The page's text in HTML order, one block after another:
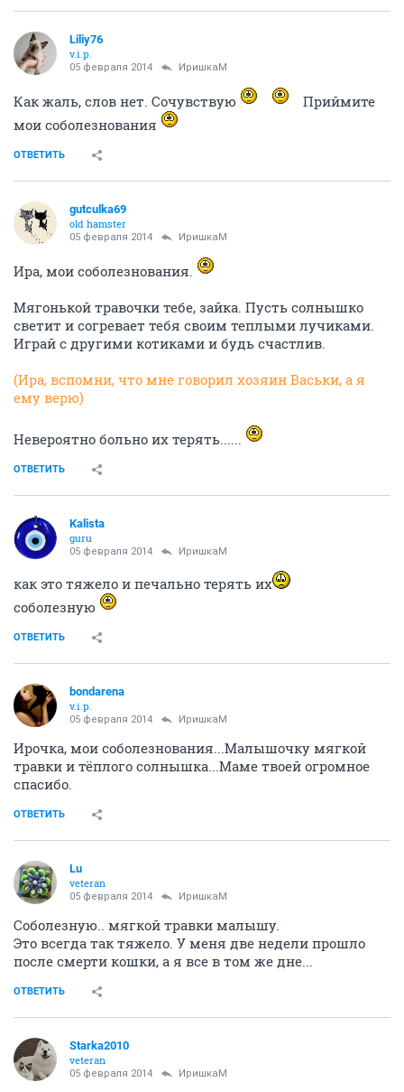
Liliy76
v.i.p.
05 февраля 2014 ИришкаМ
Как жаль, слов нет. Сочувствую
Приймите
мои соболезнования
ОТВЕТИТЬ
gutculka69
old hamster
05 февраля 2014 ИришкаМ
Ира, мои соболезнования.
Мягонькой травочки тебе, зайка. Пусть солнышко
светит и согревает тебя своим теплыми лучиками.
Играй с другими котиками и будь счастлив.
(Ира, вспомни, что мне говорил хозяин Васьки, а я
ему верю)
Невероятно больно их терять......
ОТВЕТИТЬ
Kalista
guru
05 февраля 2014 ИришкаМ
как это тяжело и печально терять их
соболезную
ОТВЕТИТЬ
bondarena
v.i.p.
05 февраля 2014 ИришкаМ
Ирочка, мои соболезнования...Малышочку мягкой
травки и тёплого солнышка...Маме твоей огромное
спасибо.
ОТВЕТИТЬ
Lu
veteran
05 февраля 2014 ИришкаМ
Соболезную.. мягкой травки малышу.
Это всегда так тяжело. У меня две недели прошло
после смерти кошки, а я все в том же дне...
ОТВЕТИТЬ
Starka2010
veteran
05 февраля 2014 ИришкаМ